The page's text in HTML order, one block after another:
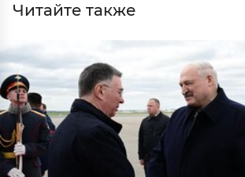
Читайте также